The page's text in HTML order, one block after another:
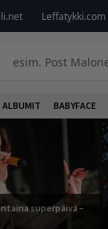
Leffatykki.com
ALBUMIT BABYFACE
superpäivä –